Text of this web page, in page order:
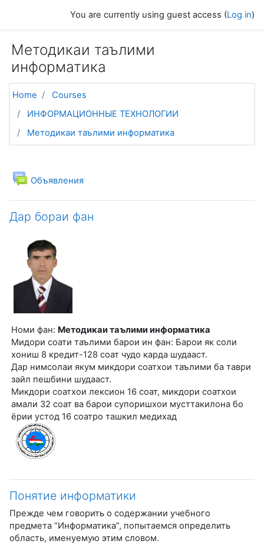
You are currently using guest access (Log in)
Методикаи таълими
информатика
Home
Courses
ИНФОРМАЦИОННЫЕ ТЕХНОЛОГИИ
Методикаи таълими информатика
Topic outline
GeneralОбъявления
Forum
Дар бораи фан
Номи фан: Методикаи таълими информатика
Мидори соати таълими барои ин фан: Барои як соли
хониш 8 кредит-128 соат чудо карда шудааст.
Дар нимсолаи якум микдори соатхои таълими ба таври
зайл пешбини шудааст.
Микдори соатхои лексион 16 соат, микдори соатхои
амали 32 соат ва барои супоришхои мусттакилона бо
ёрии устод 16 соатро ташкил медихад
Понятие информатики
Прежде чем говорить о содержании учебного
предмета “Информатика”, попытаем­ся определить
область, именуемую этим словом.